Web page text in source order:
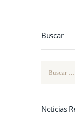
Buscar
Noticias